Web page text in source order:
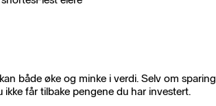
både øke og minke i verdi. Selv om
får tilbake pengene du har investert.